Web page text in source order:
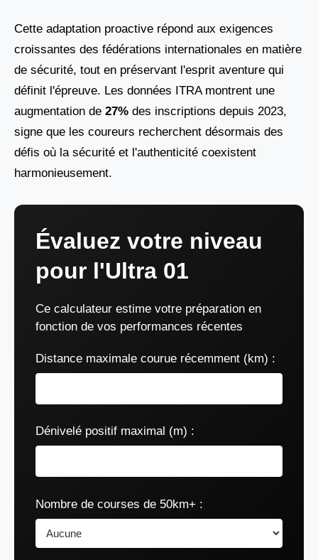
Cette adaptation proactive répond aux exigences
croissantes des fédérations internationales en matière
de sécurité, tout en préservant l'esprit aventure qui
définit l'épreuve. Les données ITRA montrent une
augmentation de 27% des inscriptions depuis 2023,
signe que les coureurs recherchent désormais des
défis où la sécurité et l'authenticité coexistent
harmonieusement.
Évaluez votre niveau
pour l'Ultra 01
Ce calculateur estime votre préparation en
fonction de vos performances récentes
Distance maximale courue récemment (km) :
Dénivelé positif maximal (m) :
Nombre de courses de 50km+ :